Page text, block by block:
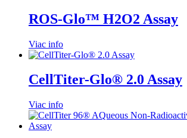
ROS-Glo™ H2O2 Assay
Viac info
CellTiter-Glo® 2.0 Assay
Viac info